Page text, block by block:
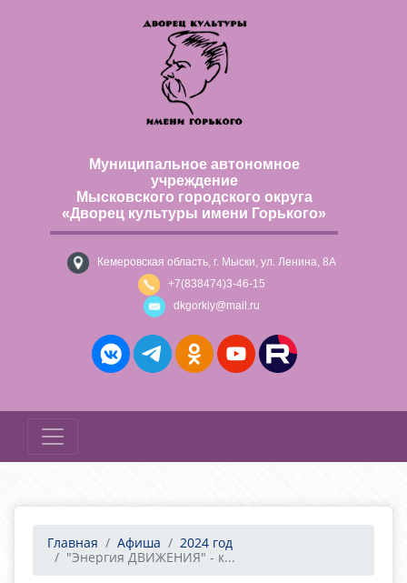
Муниципальное автономное
учреждение
Мысковского городского округа
«Дворец культуры имени Горького»
Кемеровская область, г. Мыски, ул. Ленина, 8А
+7(838474)3-46-15
dkgorkiy@mail.ru
Главная Афиша
2024 год
"Энергия ДВИЖЕНИЯ" - к...